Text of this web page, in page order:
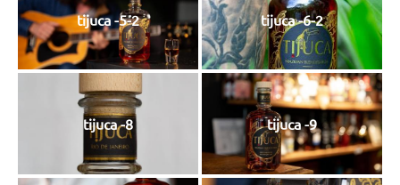
tijuca -5-2 tijuca -6-2
tijuca -8 tijuca -9